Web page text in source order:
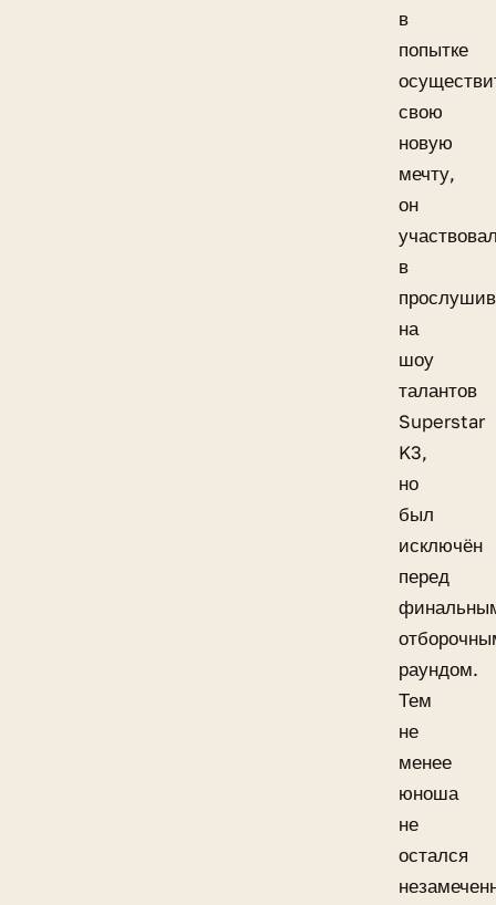
в
попытке
свою
новую
мечту,
он
в
на
шоу
талантов
Superstar
K3,
но
был
исключён
перед
раундом.
Тем
не
менее
юноша
не
остался